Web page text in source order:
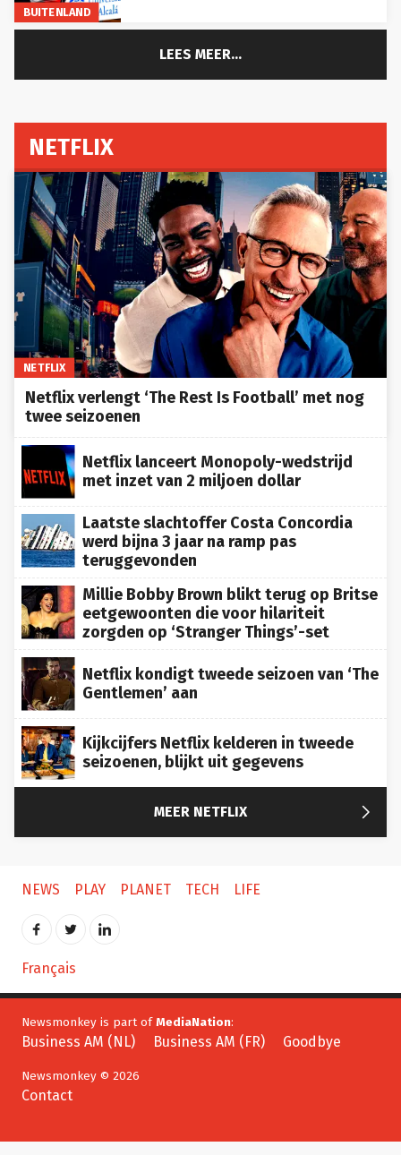
BUITENLAND
LEES MEER...
NETFLIX
NETFLIX
Netflix verlengt ‘The Rest Is Football’ met nog
twee seizoenen
Netflix lanceert Monopoly-wedstrijd
met inzet van 2 miljoen dollar
Laatste slachtoffer Costa Concordia
werd bijna 3 jaar na ramp pas
teruggevonden
Millie Bobby Brown blikt terug op Britse
eetgewoonten die voor hilariteit
zorgden op ‘Stranger Things’-set
Netflix kondigt tweede seizoen van ‘The
Gentlemen’ aan
Kijkcijfers Netflix kelderen in tweede
seizoenen, blijkt uit gegevens
MEER NETFLIX 
NEWS PLAY PLANET TECH LIFE
Français
Newsmonkey is part ofMediaNation:
Business AM (NL) Business AM (FR) Goodbye
Newsmonkey © 2026
Contact